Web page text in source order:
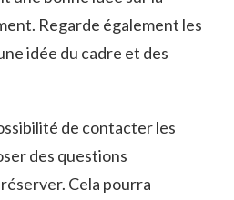
Regarde également les
idée du cadre et des
de contacter les
des questions
Cela pourra